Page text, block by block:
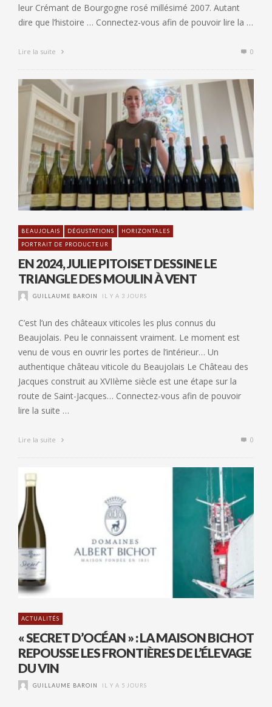
leur Crémant de Bourgogne rosé millésimé 2007. Autant
dire que l’histoire … Connectez-vous afin de pouvoir lire la …
Lire la suite 0
BEAUJOLAIS DÉGUSTATIONS
HORIZONTALES
PORTRAIT DE PRODUCTEUR
EN 2024, JULIE PITOISET DESSINE LE
TRIANGLE DES MOULIN À VENT
GUILLAUME BAROIN IL Y A 3 JOURS
C’est l’un des châteaux viticoles les plus connus du
Beaujolais. Peu le connaissent vraiment. Le moment est
venu de vous en ouvrir les portes de l’intérieur… Un
authentique château viticole du Beaujolais Le Château des
Jacques construit au XVIIème siècle est une étape sur la
route de Saint-Jacques… Connectez-vous afin de pouvoir
lire la suite …
Lire la suite 0
ACTUALITÉS
« SECRET D’OCÉAN » : LA MAISON BICHOT
REPOUSSE LES FRONTIÈRES DE L’ÉLEVAGE
DU VIN
GUILLAUME BAROIN IL Y A 5 JOURS